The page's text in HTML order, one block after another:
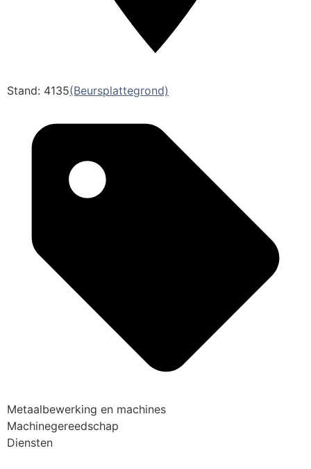
Stand: 4135(Beursplattegrond)
Metaalbewerking en machines
Machinegereedschap
Diensten